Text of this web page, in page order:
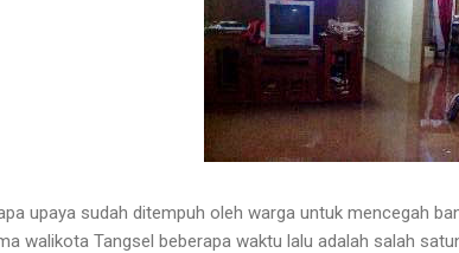
upaya sudah ditempuh oleh warga untuk mencegah
walikota Tangsel beberapa waktu lalu adalah salah